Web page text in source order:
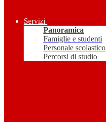
Servizi
Panoramica
Famiglie e studenti
Personale scolastico
Percorsi di studio